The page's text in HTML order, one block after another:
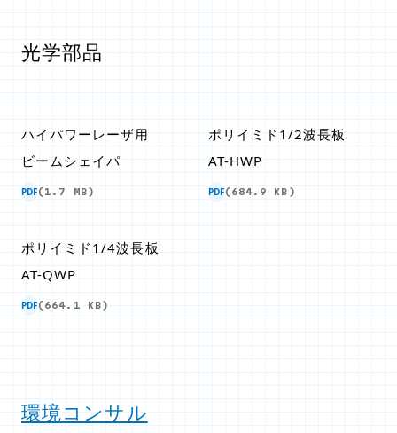
光学部品
ハイパワーレーザ用
ビームシェイパ
PDF(1.7 MB)
ポリイミド1/2波長板
AT-HWP
PDF(684.9 KB)
ポリイミド1/4波長板
AT-QWP
PDF(664.1 KB)
環境コンサル